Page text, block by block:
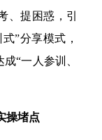
、提困惑，引
”分享模式，
“一人参训、
操堵点